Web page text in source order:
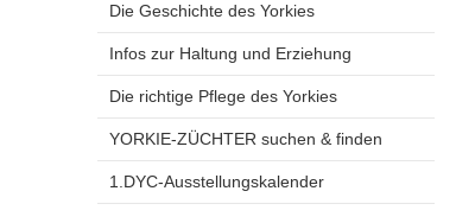
Die Geschichte des Yorkies
Infos zur Haltung und Erziehung
Die richtige Pflege des Yorkies
YORKIE-ZÜCHTER suchen & finden
1.DYC-Ausstellungskalender